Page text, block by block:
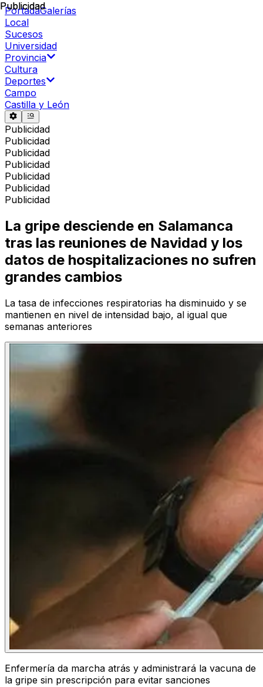
PortadaGalerías
Local
Sucesos
Universidad
Provincia
Cultura
Deportes
Campo
Castilla y León
Publicidad
Publicidad
Publicidad
Publicidad
Publicidad
Publicidad
Publicidad
Publicidad
La gripe desciende en Salamanca
tras las reuniones de Navidad y los
datos de hospitalizaciones no sufren
grandes cambios
La tasa de infecciones respiratorias ha disminuido y se
mantienen en nivel de intensidad bajo, al igual que
semanas anteriores
Enfermería da marcha atrás y administrará la vacuna de
la gripe sin prescripción para evitar sanciones
Publicidad